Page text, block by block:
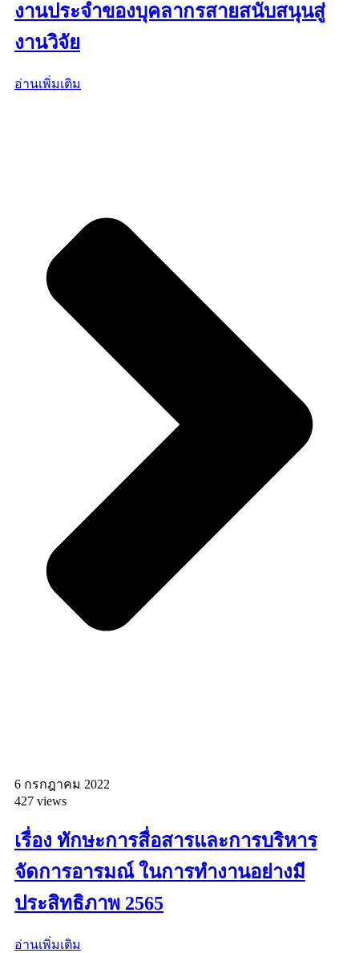
งานประจำของบุคลากรสายสนับสนุนสู่
งานวิจัย
อ่านเพิ่มเติม
6 กรกฎาคม 2022
427 views
เรื่อง ทักษะการสื่อสารและการบริหาร
จัดการอารมณ์ ในการทำงานอย่างมี
ประสิทธิภาพ 2565
อ่านเพิ่มเติม